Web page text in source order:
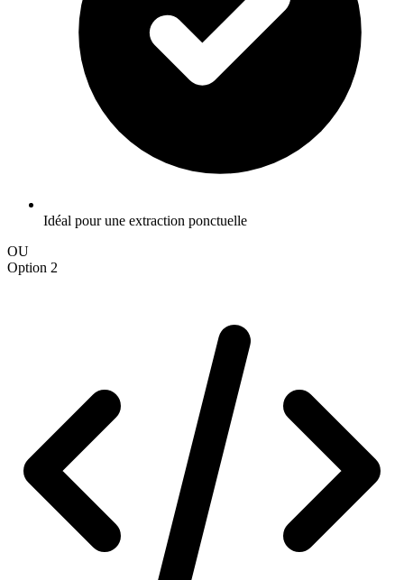
Idéal pour une extraction ponctuelle
OU
Option 2